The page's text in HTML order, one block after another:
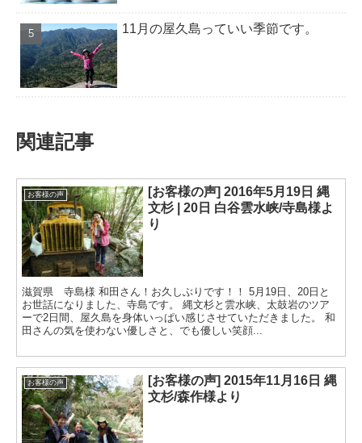
11月の屋久島っていい季節です。
関連記事
お客様の声
[お客様の声] 2016年5月19日 縄
文杉 | 20日 白谷雲水峡/寺島様よ
り
滋賀県 寺島様 和田さん！お久しぶりです！！ 5月19日、20日と
お世話になりました、寺島です。 縄文杉と雲水峡、太鼓岩のツア
ーで2日間、屋久島を身体いっぱい感じさせていただきました。 和
田さんの気を使わない優しさと、でも優しい笑顔...
お客様の声
[お客様の声] 2015年11月16日 縄
文杉/森作様より